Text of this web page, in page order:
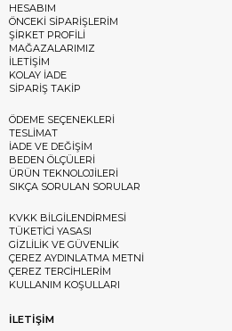
HESABIM
ÖNCEKİ SİPARİŞLERİM
ŞİRKET PROFİLİ
MAĞAZALARIMIZ
İLETİŞİM
KOLAY İADE
SİPARİŞ TAKİP
ÖDEME SEÇENEKLERİ
TESLİMAT
İADE VE DEĞİŞİM
BEDEN ÖLÇÜLERİ
ÜRÜN TEKNOLOJİLERİ
SIKÇA SORULAN SORULAR
KVKK BİLGİLENDİRMESİ
TÜKETİCİ YASASI
GİZLİLİK VE GÜVENLİK
ÇEREZ AYDINLATMA METNİ
ÇEREZ TERCİHLERİM
KULLANIM KOŞULLARI
İLETİŞİM